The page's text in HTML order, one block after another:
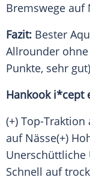
Bremswege auf
Fazit: Bester
Allrounder
Punkte, sehr
Hankook i*cept
(+) Top-Traktion
auf Nässe(+)
Unerschüttliche
Schnell auf